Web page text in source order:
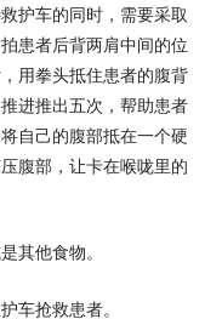
护车的同时，需要采取
患者后背两肩中间的位
用拳头抵住患者的腹背
进推出五次，帮助患者
自己的腹部抵在一个硬
腹部，让卡在喉咙里的
其他食物。
车抢救患者。